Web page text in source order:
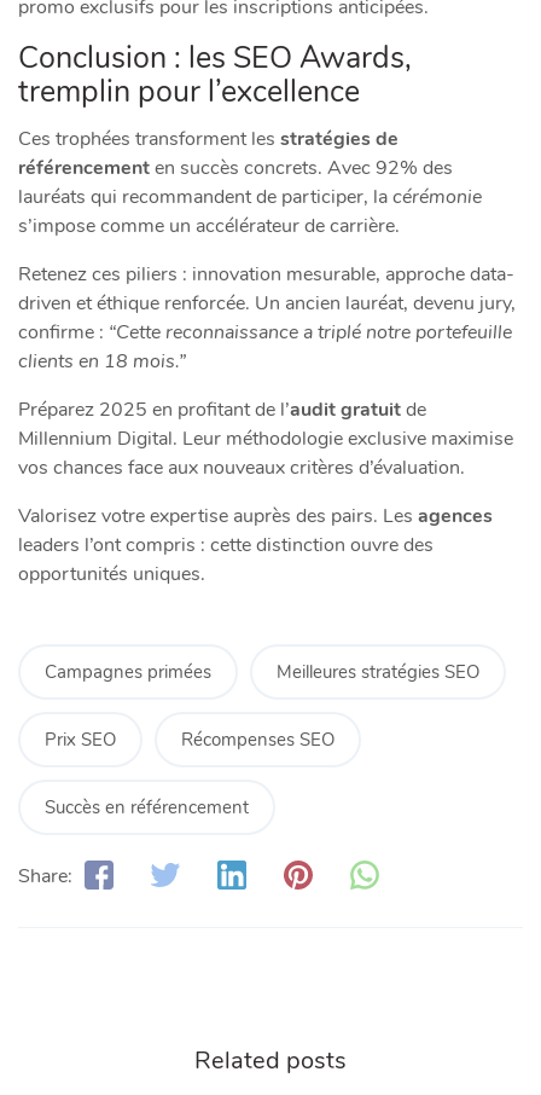
promo exclusifs pour les inscriptions anticipées.
Conclusion : les SEO Awards,
tremplin pour l’excellence
Ces trophées transforment les stratégies de
référencementen succès concrets. Avec 92% des
lauréats qui recommandent de participer, lacérémonie
s’impose comme un accélérateur de carrière.
Retenez ces piliers : innovation mesurable, approche data-
driven et éthique renforcée. Un ancien lauréat, devenu jury,
confirme : “Cette reconnaissance a triplé notre portefeuille
clients en 18 mois.”
Préparez 2025 en profitant de l’audit gratuitde
Millennium Digital. Leur méthodologie exclusive maximise
vos chances face aux nouveaux critères d’évaluation.
Valorisez votre expertise auprès des pairs. Les agences
leaders l’ont compris : cette distinction ouvre des
opportunités uniques.
Campagnes primées Meilleures stratégies SEO
Prix SEO Récompenses SEO
Succès en référencement
Share:
Related posts